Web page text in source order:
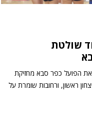
שולטת
מותח את הפועל כפר סבא מחזיקת
ראשון, ורחובות שומרת על